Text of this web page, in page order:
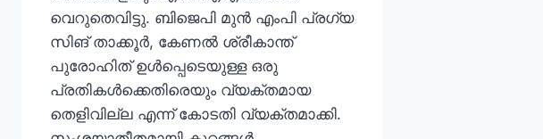
വെറുതെവിട്ടു. ബിജെപി മുന്‍ എംപി പ്രഗ്യ
സിങ് താക്കൂര്‍, കേണല്‍ ശ്രീകാന്ത്
പുരോഹിത് ഉള്‍പ്പെടെയുള്ള ഒരു
പ്രതികള്‍ക്കെതിരെയും വ്യക്തമായ
തെളിവില്ല എന്ന് കോടതി വ്യക്തമാക്കി.